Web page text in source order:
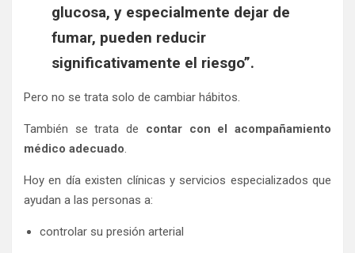
glucosa, y especialmente dejar de
fumar, pueden reducir
significativamente el riesgo”.
Pero no se trata solo de cambiar hábitos.
También se trata de contar con el acompañamiento
médico adecuado.
Hoy en día existen clínicas y servicios especializados que
ayudan a las personas a:
controlar su presión arterial